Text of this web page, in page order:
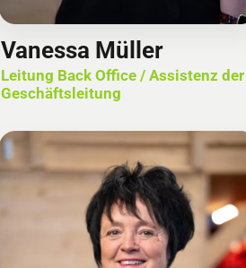
Vanessa Müller
Leitung Back Office / Assistenz der
Geschäftsleitung